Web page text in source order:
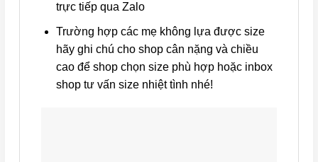
trực tiếp qua Zalo
Trường hợp các mẹ không lựa được size
hãy ghi chú cho shop cân nặng và chiều
cao để shop chọn size phù hợp hoặc inbox
shop tư vấn size nhiệt tình nhé!